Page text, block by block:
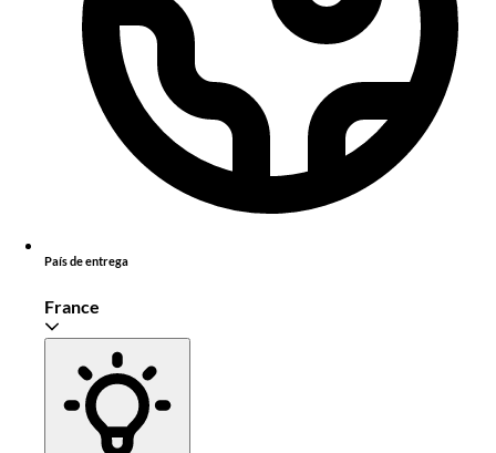
País de entrega
France